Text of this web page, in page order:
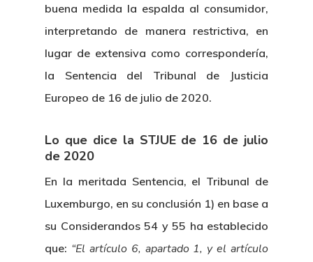
buena medida la espalda al consumidor,
interpretando de manera restrictiva, en
lugar de extensiva como correspondería,
la Sentencia del Tribunal de Justicia
Europeo de 16 de julio de 2020.
Lo que dice la STJUE de 16 de julio
de 2020
En la meritada Sentencia, el Tribunal de
Luxemburgo, en su conclusión 1) en base a
su Considerandos 54 y 55 ha establecido
que: “El artículo 6, apartado 1, y el artículo